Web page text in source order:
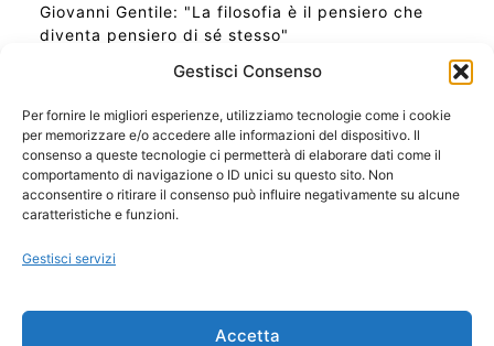
Gestisci Consenso
Per fornire le migliori esperienze, utilizziamo tecnologie come i cookie
per memorizzare e/o accedere alle informazioni del dispositivo. Il
consenso a queste tecnologie ci permetterà di elaborare dati come il
comportamento di navigazione o ID unici su questo sito. Non
acconsentire o ritirare il consenso può influire negativamente su alcune
caratteristiche e funzioni.
Gestisci servizi
Accetta
Giovanni Gentile: "La filosofia è il pensiero che
diventa pensiero di sé stesso"
Ora Esatta in Italia in questo momento
Ti Senti Strano Ultimamente? Potrebbe Essere per
la Risonanza di Schumann
Come Sapere Se Stai Ascendendo alla Quinta
Copyright 2026 NotiziePlus.com